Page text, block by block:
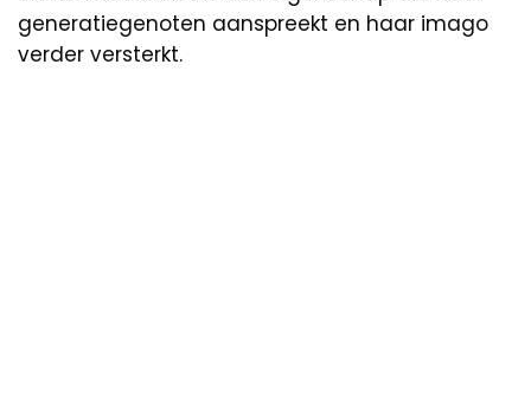
generatiegenoten aanspreekt en haar imago
verder versterkt.